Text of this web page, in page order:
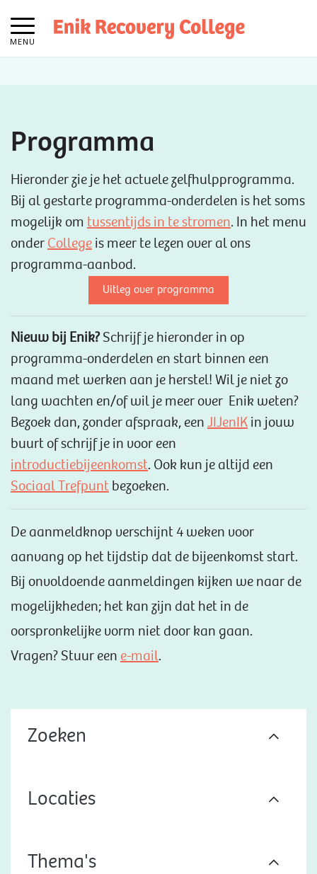
MENU
Programma
Hieronder zie je het actuele zelfhulpprogramma.
Bij al gestarte programma-onderdelen is het soms
mogelijk om tussentijds in te stromen. In het menu
onder College is meer te lezen over al ons
programma-aanbod.
Uitleg over programma
Nieuw bij Enik?Schrijf je hieronder in op
programma-onderdelen en start binnen een
maand met werken aan je herstel! Wil je niet zo
lang wachten en/of wil je meer over Enik weten?
Bezoek dan, zonder afspraak, een JIJenIK in jouw
buurt of schrijf je in voor een
introductiebijeenkomst.‎ Ook kun je altijd een
Sociaal Trefpunt bezoeken.
De aanmeldknop verschijnt 4 weken voor
aanvang op het tijdstip dat de bijeenkomst start.
Bij onvoldoende aanmeldingen kijken we naar de
mogelijkheden; het kan zijn dat het in de
oorspronkelijke vorm niet door kan gaan.
Vragen? Stuur een e-mail.
Zoeken
Locaties
Thema's